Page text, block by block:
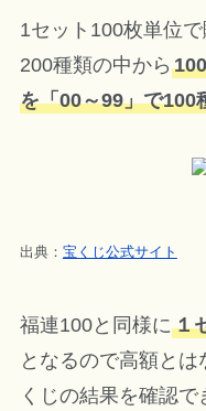
1セット100枚単位
200種類の中から
を「00～99」で100
出典： 宝くじ公式サイト
福連100と同様に１
となるので高額と
くじの結果を確認で